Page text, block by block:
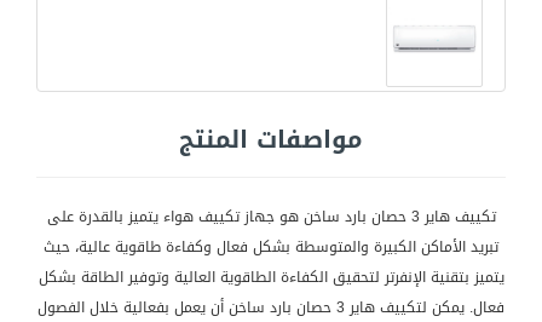
مواصفات المنتج
تكييف هاير 3 حصان بارد ساخن هو جهاز تكييف هواء يتميز بالقدرة على
تبريد الأماكن الكبيرة والمتوسطة بشكل فعال وكفاءة طاقوية عالية، حيث
يتميز بتقنية الإنفرتر لتحقيق الكفاءة الطاقوية العالية وتوفير الطاقة بشكل
فعال. يمكن لتكييف هاير 3 حصان بارد ساخن أن يعمل بفعالية خلال الفصول